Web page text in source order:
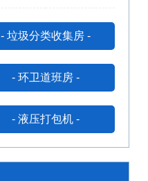
- 垃圾分类收集房 -
- 环卫道班房 -
- 液压打包机 -